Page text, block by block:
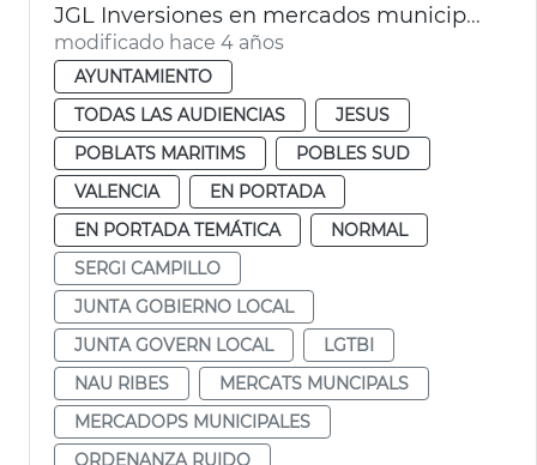
JGL Inversiones en mercados municipales
modificado hace 4 años
AYUNTAMIENTO
TODAS LAS AUDIENCIAS
JESUS
POBLATS MARITIMS
POBLES SUD
VALENCIA
EN PORTADA
EN PORTADA TEMÁTICA
NORMAL
SERGI CAMPILLO
JUNTA GOBIERNO LOCAL
JUNTA GOVERN LOCAL
LGTBI
NAU RIBES
MERCATS MUNCIPALS
MERCADOPS MUNICIPALES
ORDENANZA RUIDO